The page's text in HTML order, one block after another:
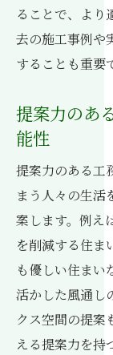
ることで、より
去の施工事例や
することも重要
提案力のあ
能性
提案力のある工
まう人々の生活
案します。例え
を削減する住ま
も優しい住まい
活かした風通し
クス空間の提案
える提案力を持